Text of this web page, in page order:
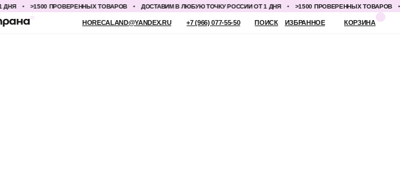
>1500 ПРОВЕРЕННЫХ ТОВАРОВ ДОСТАВИМ В ЛЮБУЮ ТОЧКУ РОССИИ ОТ 1 ДНЯ >1500 ПРОВЕРЕННЫХ ТОВАРОВ
ПОИСК
+7 (966) 077-55-50 ИЗБРАННОЕ
HORECALAND@YANDEX.RU КОРЗИНА